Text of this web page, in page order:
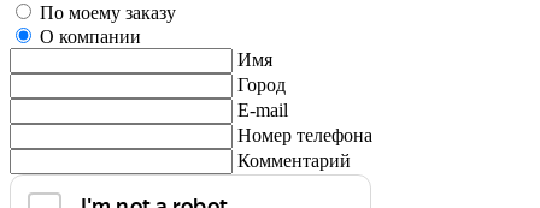
По моему заказу
О компании
Имя
Город
E-mail
Номер телефона
Комментарий